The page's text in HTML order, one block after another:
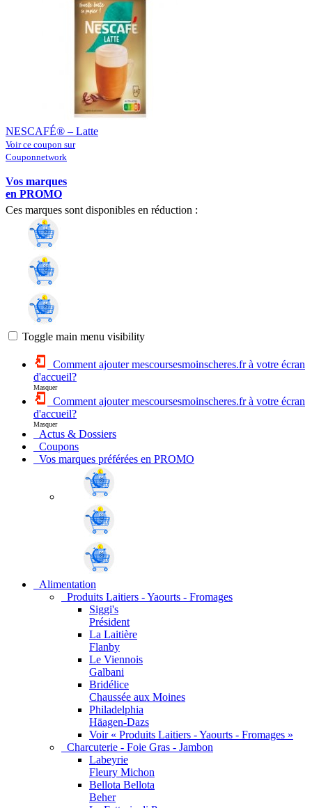
NESCAFÉ® – Latte
Voir ce coupon sur
Couponnetwork
Vos marques
en PROMO
Ces marques sont disponibles en réduction :
Toggle main menu visibility
Comment ajouter mescoursesmoinscheres.fr à votre écran
d'accueil?
Masquer
Comment ajouter mescoursesmoinscheres.fr à votre écran
d'accueil?
Masquer
Actus & Dossiers
Coupons
Vos marques préférées en PROMO
Alimentation
Produits Laitiers - Yaourts - Fromages
Siggi's
Président
La Laitière
Flanby
Le Viennois
Galbani
Bridélice
Chaussée aux Moines
Philadelphia
Häagen-Dazs
Voir « Produits Laitiers - Yaourts - Fromages »
Charcuterie - Foie Gras - Jambon
Labeyrie
Fleury Michon
Bellota Bellota
Beher